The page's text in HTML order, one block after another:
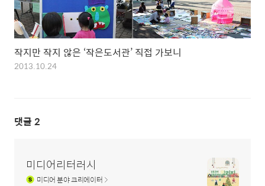
작지만 작지 않은 ‘작은도서관’ 직접 가보니
2013.10.24
댓글 2
미디어리터러시
미디어분야 크리에이터